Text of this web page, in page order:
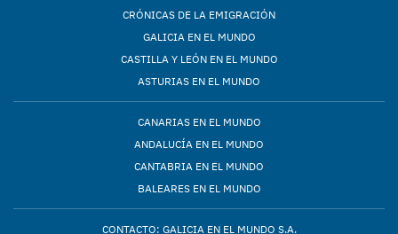
CRÓNICAS DE LA EMIGRACIÓN
GALICIA EN EL MUNDO
CASTILLA Y LEÓN EN EL MUNDO
ASTURIAS EN EL MUNDO
CANARIAS EN EL MUNDO
ANDALUCÍA EN EL MUNDO
CANTABRIA EN EL MUNDO
BALEARES EN EL MUNDO
CONTACTO: GALICIA EN EL MUNDO S.A.